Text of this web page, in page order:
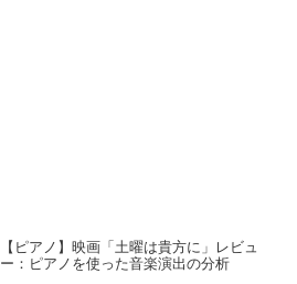
【ピアノ】映画「土曜は貴方に」レビュ
ー：ピアノを使った音楽演出の分析